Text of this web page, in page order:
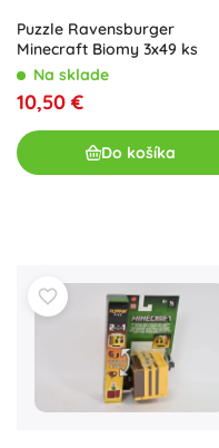
Puzzle Ravensburger
Minecraft Biomy 3x49 ks
Na sklade
10,50 €
Do košíka